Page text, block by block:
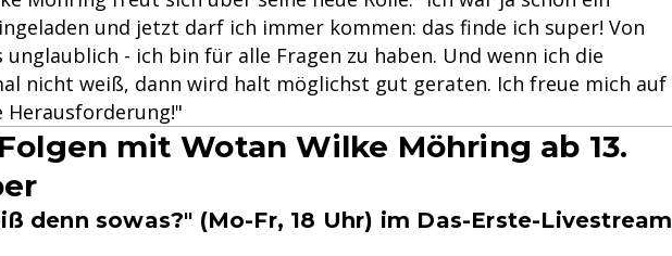
und jetzt darf ich immer kommen: das finde ich super! Von
unglaublich - ich bin für alle Fragen zu haben. Und wenn ich die
nicht weiß, dann wird halt möglichst gut geraten. Ich freue mich auf
Herausforderung!"
mit Wotan Wilke Möhring ab 13.
denn sowas?" (Mo-Fr, 18 Uhr) im Das-Erste-Livestream